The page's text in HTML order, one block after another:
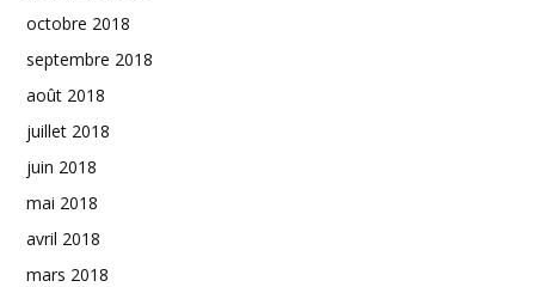
octobre 2018
septembre 2018
août 2018
juillet 2018
juin 2018
mai 2018
avril 2018
mars 2018